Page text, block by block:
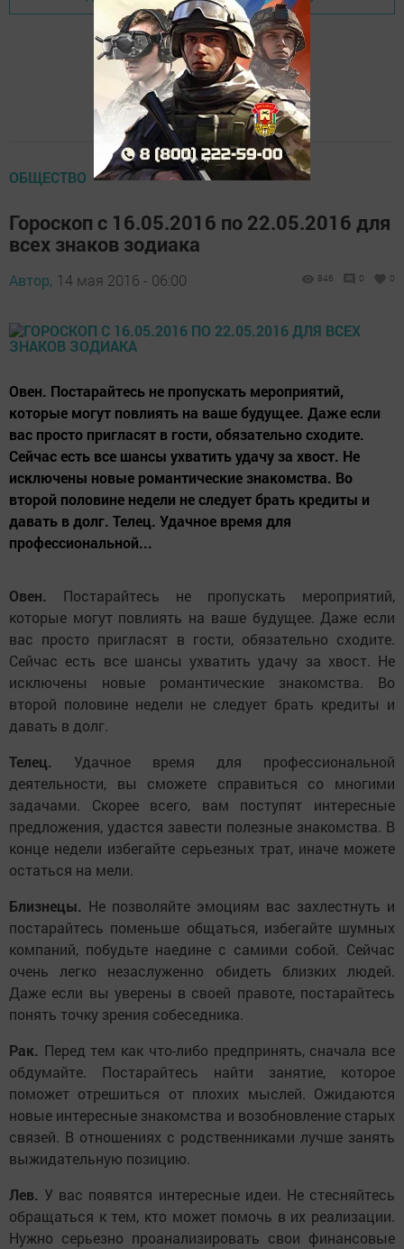
ОБЩЕСТВО
Гороскоп с 16.05.2016 по 22.05.2016 для
всех знаков зодиака
Автор, 14 мая 2016 - 06:00 846 0 0
Овен. Постарайтесь не пропускать мероприятий,
которые могут повлиять на ваше будущее. Даже если
вас просто пригласят в гости, обязательно сходите.
Сейчас есть все шансы ухватить удачу за хвост. Не
исключены новые романтические знакомства. Во
второй половине недели не следует брать кредиты и
давать в долг. Телец. Удачное время для
профессиональной...
Овен. Постарайтесь не пропускать мероприятий,
которые могут повлиять на ваше будущее. Даже если
вас просто пригласят в гости, обязательно сходите.
Сейчас есть все шансы ухватить удачу за хвост. Не
исключены новые романтические знакомства. Во
второй половине недели не следует брать кредиты и
давать в долг.
Телец. Удачное время для профессиональной
деятельности, вы сможете справиться со многими
задачами. Скорее всего, вам поступят интересные
предложения, удастся завести полезные знакомства. В
конце недели избегайте серьезных трат, иначе можете
остаться на мели.
Близнецы. Не позволяйте эмоциям вас захлестнуть и
постарайтесь поменьше общаться, избегайте шумных
компаний, побудьте наедине с самими собой. Сейчас
очень легко незаслуженно обидеть близких людей.
Даже если вы уверены в своей правоте, постарайтесь
понять точку зрения собеседника.
Рак. Перед тем как что-либо предпринять, сначала все
обдумайте. Постарайтесь найти занятие, которое
поможет отрешиться от плохих мыслей. Ожидаются
новые интересные знакомства и возобновление старых
связей. В отношениях с родственниками лучше занять
выжидательную позицию.
Лев. У вас появятся интересные идеи. Не стесняйтесь
обращаться к тем, кто может помочь в их реализации.
Нужно серьезно проанализировать свои финансовые